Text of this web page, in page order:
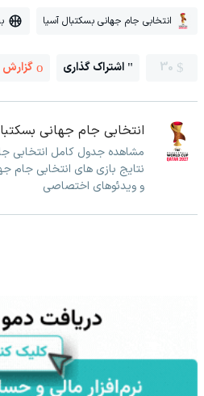
انتخابی جام جهانی بسکتبال آسیا
30 اشتراک گذاری
انتخابی جام جهانی
مشاهده جدول کامل انتخابی
نتایج بازی های انتخابی جام
و ویدئوهای اختصاصی